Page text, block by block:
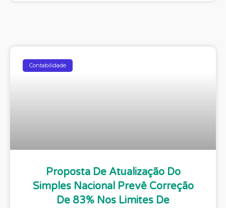
Contabilidade
Proposta De Atualização Do
Simples Nacional Prevê Correção
De 83% Nos Limites De